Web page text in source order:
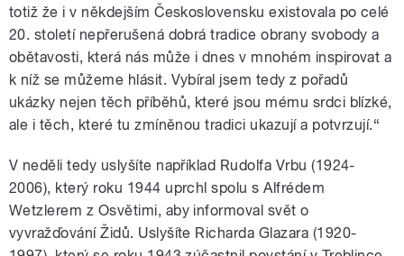
totiž že i v někdejším Československu existovala po celé
20. století nepřerušená dobrá tradice obrany svobody a
obětavosti, která nás může i dnes v mnohém inspirovat a
k níž se můžeme hlásit. Vybíral jsem tedy z pořadů
ukázky nejen těch příběhů, které jsou mému srdci blízké,
ale i těch, které tu zmíněnou tradici ukazují a potvrzují.“
V neděli tedy uslyšíte například Rudolfa Vrbu (1924-
2006), který roku 1944 uprchl spolu s Alfrédem
Wetzlerem z Osvětimi, aby informoval svět o
vyvražďování Židů. Uslyšíte Richarda Glazara (1920-